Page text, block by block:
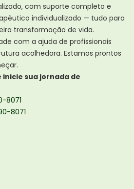
com suporte completo e
individualizado — tudo para
transformação de vida.
com a ajuda de profissionais
acolhedora. Estamos prontos
inicie sua jornada de
8071
8071